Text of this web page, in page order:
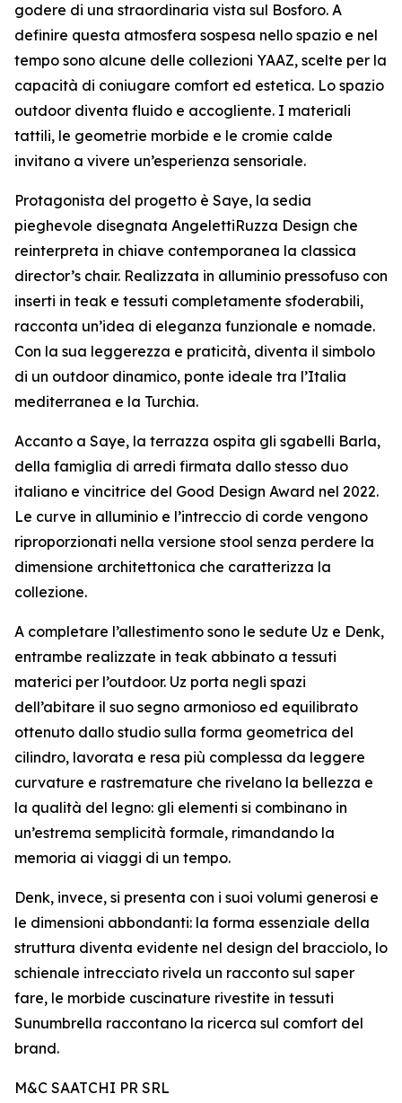
godere di una straordinaria vista sul Bosforo. A
definire questa atmosfera sospesa nello spazio e nel
tempo sono alcune delle collezioni YAAZ, scelte per la
capacità di coniugare comfort ed estetica. Lo spazio
outdoor diventa fluido e accogliente. I materiali
tattili, le geometrie morbide e le cromie calde
invitano a vivere un’esperienza sensoriale.
Protagonista del progetto è Saye, la sedia
pieghevole disegnata AngelettiRuzza Design che
reinterpreta in chiave contemporanea la classica
director’s chair. Realizzata in alluminio pressofuso con
inserti in teak e tessuti completamente sfoderabili,
racconta un’idea di eleganza funzionale e nomade.
Con la sua leggerezza e praticità, diventa il simbolo
di un outdoor dinamico, ponte ideale tra l’Italia
mediterranea e la Turchia.
Accanto a Saye, la terrazza ospita gli sgabelli Barla,
della famiglia di arredi firmata dallo stesso duo
italiano e vincitrice del Good Design Award nel 2022.
Le curve in alluminio e l’intreccio di corde vengono
riproporzionati nella versione stool senza perdere la
dimensione architettonica che caratterizza la
collezione.
A completare l’allestimento sono le sedute Uz e Denk,
entrambe realizzate in teak abbinato a tessuti
materici per l’outdoor. Uz porta negli spazi
dell’abitare il suo segno armonioso ed equilibrato
ottenuto dallo studio sulla forma geometrica del
cilindro, lavorata e resa più complessa da leggere
curvature e rastremature che rivelano la bellezza e
la qualità del legno: gli elementi si combinano in
un’estrema semplicità formale, rimandando la
memoria ai viaggi di un tempo.
Denk, invece, si presenta con i suoi volumi generosi e
le dimensioni abbondanti: la forma essenziale della
struttura diventa evidente nel design del bracciolo, lo
schienale intrecciato rivela un racconto sul saper
fare, le morbide cuscinature rivestite in tessuti
Sunumbrella raccontano la ricerca sul comfort del
brand.
M&C SAATCHI PR SRL